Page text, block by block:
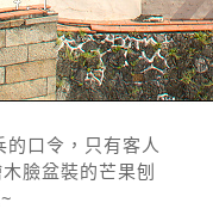
的口令，只有客人
臉盆裝的芒果刨